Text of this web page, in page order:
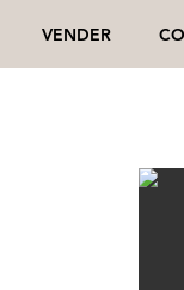
VENDER